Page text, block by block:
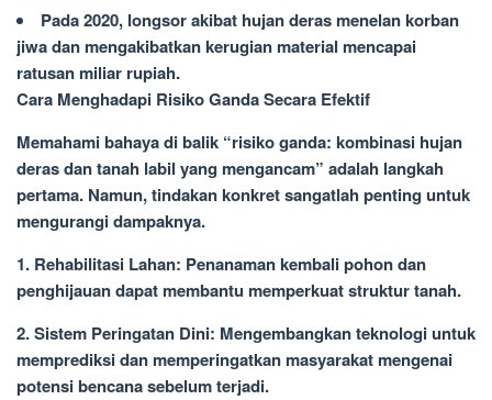
Pada 2020, longsor akibat hujan deras menelan korban
jiwa dan mengakibatkan kerugian material mencapai
ratusan miliar rupiah.
Cara Menghadapi Risiko Ganda Secara Efektif
Memahami bahaya di balik “risiko ganda: kombinasi hujan
deras dan tanah labil yang mengancam” adalah langkah
pertama. Namun, tindakan konkret sangatlah penting untuk
mengurangi dampaknya.
1. Rehabilitasi Lahan: Penanaman kembali pohon dan
penghijauan dapat membantu memperkuat struktur tanah.
2. Sistem Peringatan Dini: Mengembangkan teknologi untuk
memprediksi dan memperingatkan masyarakat mengenai
potensi bencana sebelum terjadi.